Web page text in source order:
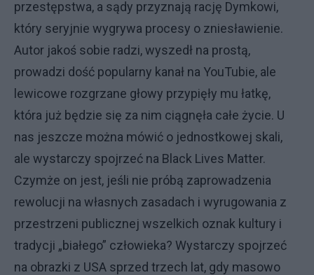
przestępstwa, a sądy przyznają rację Dymkowi,
który seryjnie wygrywa procesy o zniesławienie.
Autor jakoś sobie radzi, wyszedł na prostą,
prowadzi dość popularny kanał na YouTubie, ale
lewicowe rozgrzane głowy przypięły mu łatkę,
która już będzie się za nim ciągnęła całe życie. U
nas jeszcze można mówić o jednostkowej skali,
ale wystarczy spojrzeć na Black Lives Matter.
Czymże on jest, jeśli nie próbą zaprowadzenia
rewolucji na własnych zasadach i wyrugowania z
przestrzeni publicznej wszelkich oznak kultury i
tradycji „białego” człowieka? Wystarczy spojrzeć
na obrazki z USA sprzed trzech lat, gdy masowo